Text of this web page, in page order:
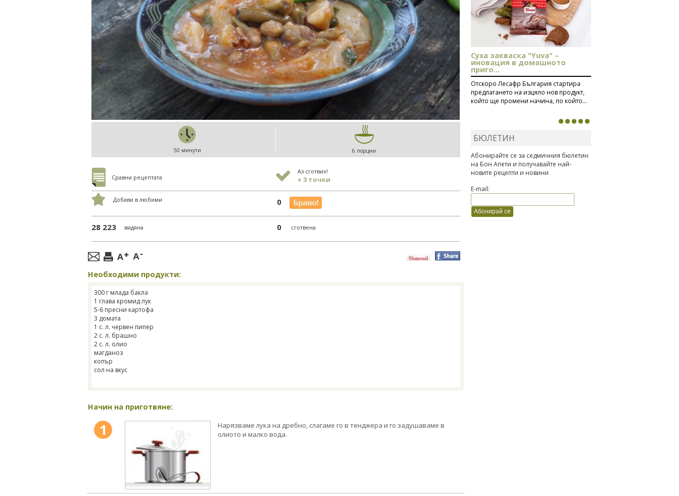
50 минути 6 порции
Сравни рецептата
Аз сготвих!
+ 3 точки
Добави в любими 0
28 223 видяна 0 сготвена
Необходими продукти:
300 г млада бакла
1 глава кромид лук
5-6 пресни картофа
3 домата
1 с. л. червен пипер
2 с. л. брашно
2 с. л. олио
магданоз
копър
сол на вкус
Начин на приготвяне:
1
Нарязваме лука на дребно, слагаме го в тенджера и го задушаваме в
олиото и малко вода.
Суха закваска "Yuva" –
иновация в домашното
приго...
Отскоро Лесафр България стартира
предлагането на изцяло нов продукт,
който ще промени начина, по който...
БЮЛЕТИН
Абонирайте се за седмичния бюлетин
на Бон Апети и получавайте най-
новите рецепти и новини
E-mail: